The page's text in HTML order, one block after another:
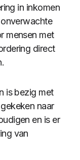
in inkomen
mensen met
direct
is bezig met
naar
en is er
van